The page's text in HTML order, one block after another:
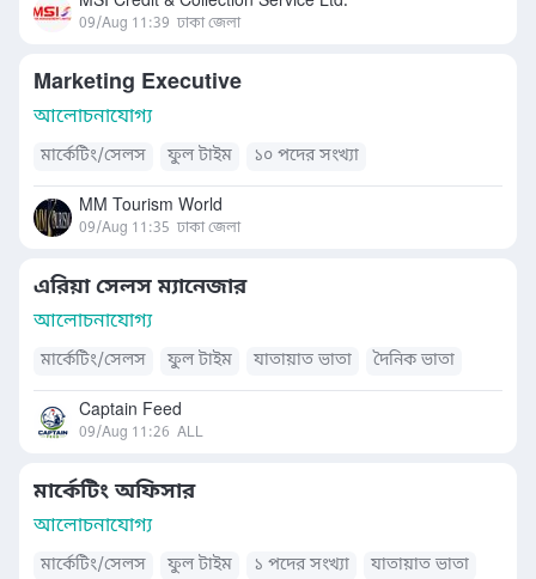
09/Aug 11:39 ঢাকা জেলা
Marketing Executive
আলোচনাযোগ্য
মার্কেটিং/সেলস ফুল টাইম ১০ পদের সংখ্যা
MM Tourism World
09/Aug 11:35 ঢাকা জেলা
এরিয়া সেলস ম্যানেজার
আলোচনাযোগ্য
মার্কেটিং/সেলস ফুল টাইম যাতায়াত ভাতা দৈনিক ভাতা
Captain Feed
09/Aug 11:26 ALL
মার্কেটিং অফিসার
আলোচনাযোগ্য
মার্কেটিং/সেলস ফুল টাইম ১ পদের সংখ্যা
যাতায়াত ভাতা